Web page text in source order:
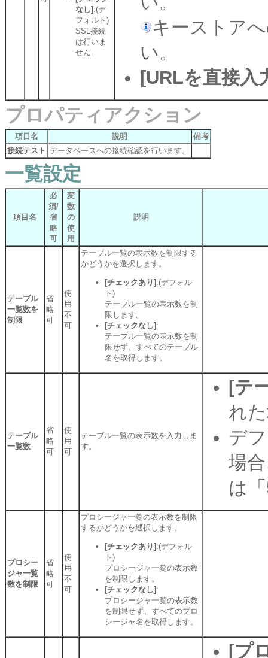
なし] :(デ
フォルト)
SSL接続
は行いま
せん。
キーストア
い。
[URLを直接入
プロパティアクション
項目名 説明
備考
接続テスト データベースへの接続確認を行います。
一覧設定
項目名
必
須/
省
略
可
変
数
の
使
用
説明
テーブル
一覧数を
制限
省
略
可
使
用
不
可
テーブル一覧の表示数を制限する
かどうかを選択します。
[チェックあり] :(デフォル
ト)
テーブル一覧の表示数を制
限します。
[チェックなし] :
テーブル一覧の表示数を制
限せず、すべてのテーブル
名を取得します。
テーブル
一覧数
省
略
可
使
用
可
テーブル一覧の表示数を入力しま
す。
[テ
れ
デ
場
は
プロシー
ジャ一覧
数を制限
省
略
可
使
用
不
可
プロシージャ一覧の表示数を制限
するかどうかを選択します。
[チェックあり] :(デフォル
ト)
プロシージャ一覧の表示数
を制限します。
[チェックなし] :
プロシージャ一覧の表示数
を制限せず、すべてのプロ
シージャ名を取得します。
[プ